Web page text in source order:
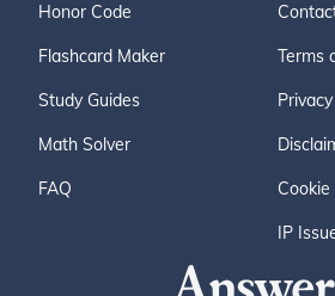
Honor Code
Flashcard Maker
Study Guides
Math Solver
FAQ
Terms
Cookie
IP